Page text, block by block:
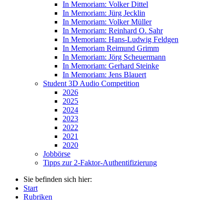
In Memoriam: Volker Dittel
In Memoriam: Jürg Jecklin
In Memoriam: Volker Müller
In Memoriam: Reinhard O. Sahr
In Memoriam: Hans-Ludwig Feldgen
In Memoriam Reimund Grimm
In Memoriam: Jörg Scheuermann
In Memoriam: Gerhard Steinke
In Memoriam: Jens Blauert
Student 3D Audio Competition
2026
2025
2024
2023
2022
2021
2020
Jobbörse
Tipps zur 2-Faktor-Authentifizierung
Sie befinden sich hier:
Start
Rubriken